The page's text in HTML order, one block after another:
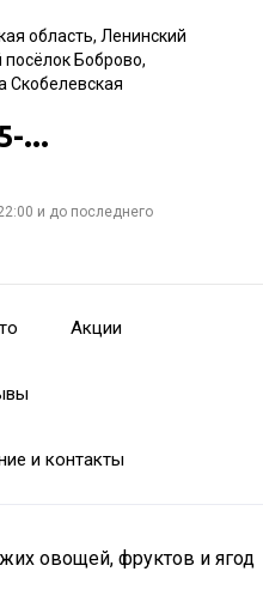
область, Ленинский
посёлок Боброво,
Скобелевская
...
и до последнего
Акции
и контакты
овощей, фруктов и ягод